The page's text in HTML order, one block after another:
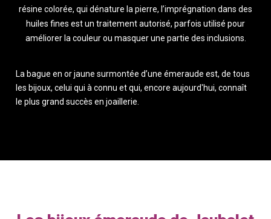
résine colorée, qui dénature la pierre, l’imprégnation dans des
huiles fines est un traitement autorisé, parfois utilisé pour
améliorer la couleur ou masquer une partie des inclusions.
La bague en or jaune surmontée d’une émeraude est, de tous
les bijoux, celui qui à connu et qui, encore aujourd'hui, connaît
le plus grand succès en joaillerie.